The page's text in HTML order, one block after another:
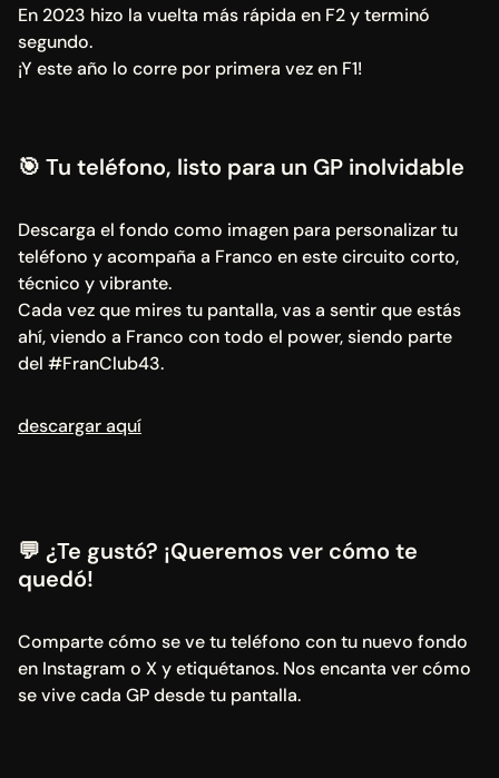
En 2023 hizo la vuelta más rápida en F2 y terminó
segundo.
¡Y este año lo corre por primera vez en F1!
🎯 Tu teléfono, listo para un GP inolvidable
Descarga el fondo como imagen para personalizar tu
teléfono y acompaña a Franco en este circuito corto,
técnico y vibrante.
Cada vez que mires tu pantalla, vas a sentir que estás
ahí, viendo a Franco con todo el power, siendo parte
del #FranClub43.
descargar aquí
💬 ¿Te gustó? ¡Queremos ver cómo te
quedó!
Comparte cómo se ve tu teléfono con tu nuevo fondo
en Instagram o X y etiquétanos. Nos encanta ver cómo
se vive cada GP desde tu pantalla.